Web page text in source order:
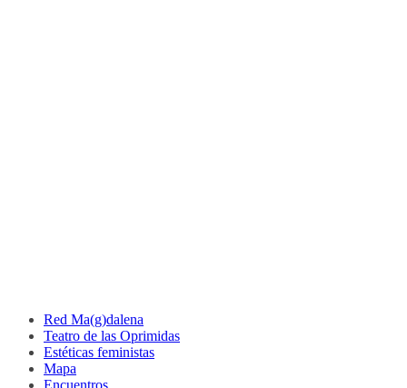
Red Ma(g)dalena
Teatro de las Oprimidas
Estéticas feministas
Mapa